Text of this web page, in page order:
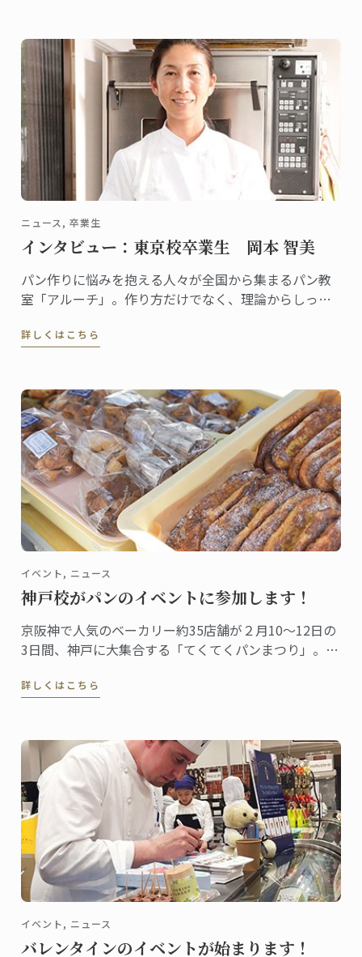
配信がスタートしました。
ニュース, 卒業生
インタビュー：東京校卒業生 岡本 智美
パン作りに悩みを抱える人々が全国から集まるパン教
室「アルーチ」。作り方だけでなく、理論からしっか
ッスンはいつも満席です。「アルーチ」を主宰する岡
詳しくはこちら
イベント, ニュース
神戸校がパンのイベントに参加します！
京阪神で人気のベーカリー約35店舗が２月10～12日の
3日間、神戸に大集合する「てくてくパンまつり」。今
す。
詳しくはこちら
イベント, ニュース
バレンタインのイベントが始まります！